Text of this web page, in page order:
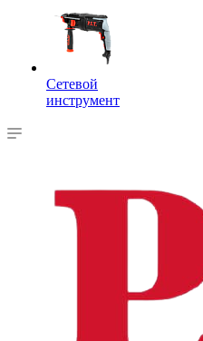
Сетевой
инструмент